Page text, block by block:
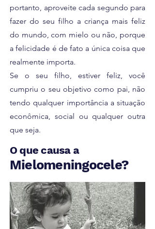
portanto, aproveite cada segundo para
fazer do seu filho a criança mais feliz
do mundo, com mielo ou não, porque
a felicidade é de fato a única coisa que
realmente importa.
Se o seu filho, estiver feliz, você
cumpriu o seu objetivo como pai, não
tendo qualquer importância a situação
econômica, social ou qualquer outra
que seja.
O que causa a
Mielomeningocele?